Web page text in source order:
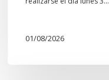
01/08/2026